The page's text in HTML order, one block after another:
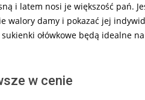
i latem nosi je większość pań.
walory damy i pokazać jej
ołówkowe będą idealne
w cenie